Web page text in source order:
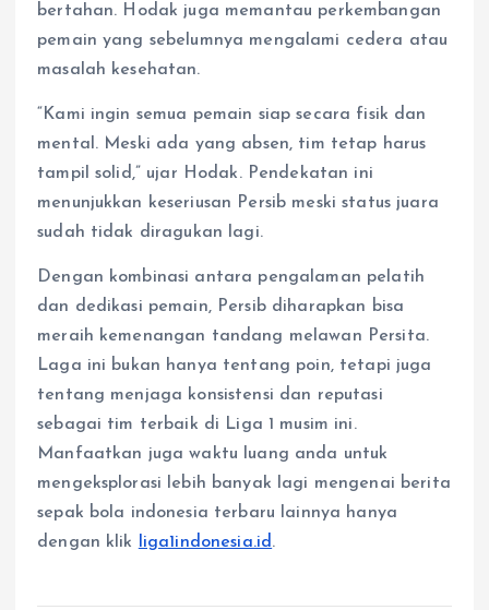
bertahan. Hodak juga memantau perkembangan
pemain yang sebelumnya mengalami cedera atau
masalah kesehatan.
“Kami ingin semua pemain siap secara fisik dan
mental. Meski ada yang absen, tim tetap harus
tampil solid,” ujar Hodak. Pendekatan ini
menunjukkan keseriusan Persib meski status juara
sudah tidak diragukan lagi.
Dengan kombinasi antara pengalaman pelatih
dan dedikasi pemain, Persib diharapkan bisa
meraih kemenangan tandang melawan Persita.
Laga ini bukan hanya tentang poin, tetapi juga
tentang menjaga konsistensi dan reputasi
sebagai tim terbaik di Liga 1 musim ini.
Manfaatkan juga waktu luang anda untuk
mengeksplorasi lebih banyak lagi mengenai berita
sepak bola indonesia terbaru lainnya hanya
dengan klik
liga1indonesia.id .